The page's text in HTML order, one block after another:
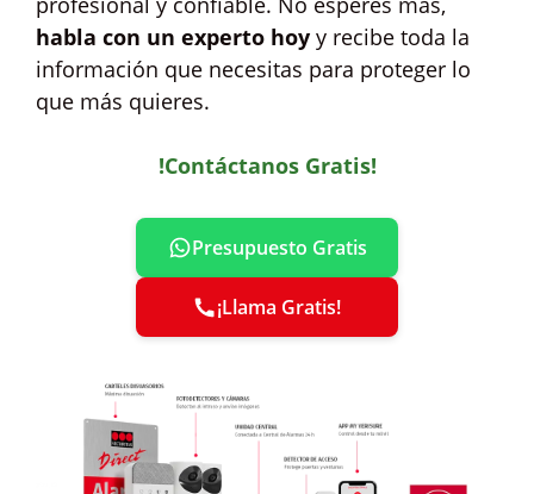
habla con un experto hoy y recibe toda la
información que necesitas para proteger lo
que más quieres.
!Contáctanos Gratis!
Presupuesto Gratis
¡Llama Gratis!